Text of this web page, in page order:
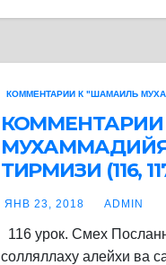
КОММЕНТАРИИ К "ШАМАИЛЬ
ТИРМИЗИ (116,
ЯНВ 23, 2018 ADMIN
116 урок. Смех
солляллаху алейхи ва